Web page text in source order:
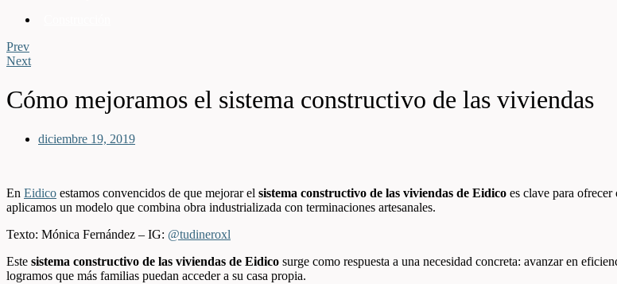
Prev
Next
Cómo mejoramos el sistema constructivo de las viviendas
diciembre 19, 2019
En Eidico estamos convencidos de que mejorar el sistema constructivo de las viviendas de Eidico es clave para
aplicamos un modelo que combina obra industrializada con terminaciones artesanales.
Texto: Mónica Fernández – IG: @tudineroxl
Este sistema constructivo de las viviendas de Eidico surge como respuesta a una necesidad concreta: avanzar en
logramos que más familias puedan acceder a su casa propia.